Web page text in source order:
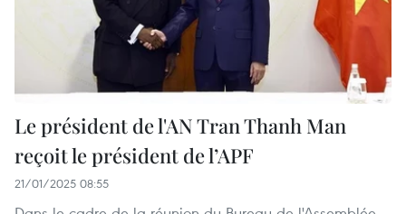
Le président de l'AN Tran Thanh Man
reçoit le président de l’APF
21/01/2025 08:55